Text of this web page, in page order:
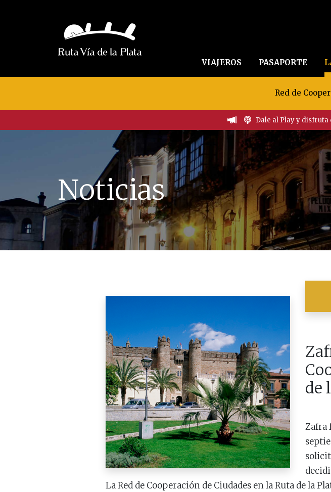
VIAJEROS PASAPORTE
Red de
Dale al Play y disfruta
Noticias
de
Zafra
La Red de Cooperación de Ciudades en la Ruta de la